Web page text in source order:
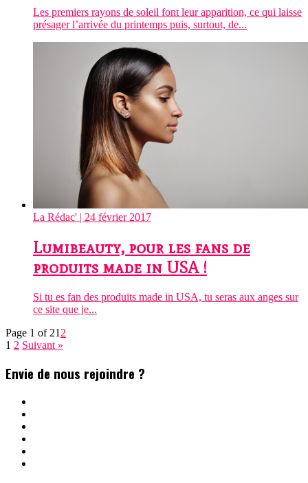
Les premiers rayons de soleil font leur apparition, ce qui laisse
présager l’arrivée du printemps puis, surtout, de...
La Rédac' | 24 février 2017
Lumibeauty, pour les fans de
produits made in USA !
Si tu es fan des produits made in USA, tu seras aux anges sur
ce site que je...
Page 1 of 21 2
1 2 Suivant »
Envie de nous rejoindre ?